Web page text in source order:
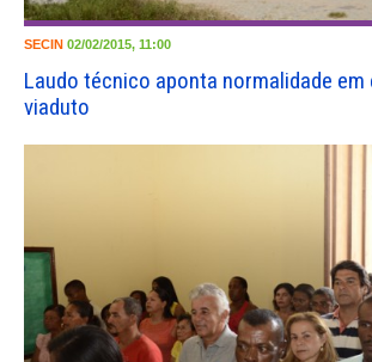
SECIN 02/02/2015, 11:00
Laudo técnico aponta normalidade
viaduto